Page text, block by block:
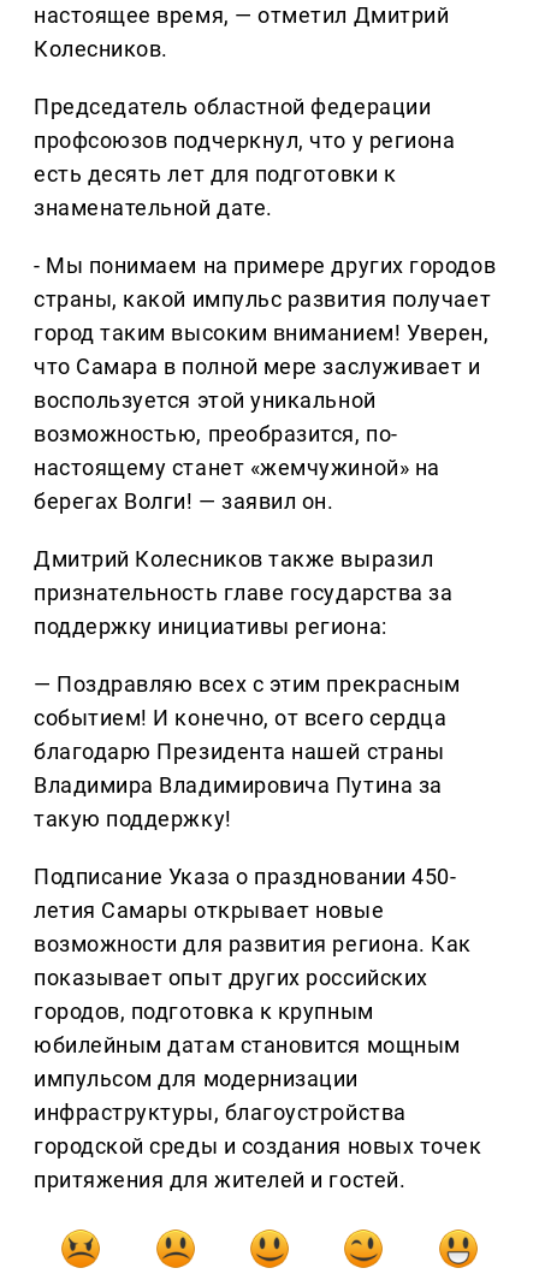
настоящее время, — отметил Дмитрий
Колесников.
Председатель областной федерации
профсоюзов подчеркнул, что у региона
есть десять лет для подготовки к
знаменательной дате.
- Мы понимаем на примере других городов
страны, какой импульс развития получает
город таким высоким вниманием! Уверен,
что Самара в полной мере заслуживает и
воспользуется этой уникальной
возможностью, преобразится, по-
настоящему станет «жемчужиной» на
берегах Волги! — заявил он.
Дмитрий Колесников также выразил
признательность главе государства за
поддержку инициативы региона:
— Поздравляю всех с этим прекрасным
событием! И конечно, от всего сердца
благодарю Президента нашей страны
Владимира Владимировича Путина за
такую поддержку!
Подписание Указа о праздновании 450-
летия Самары открывает новые
возможности для развития региона. Как
показывает опыт других российских
городов, подготовка к крупным
юбилейным датам становится мощным
импульсом для модернизации
инфраструктуры, благоустройства
городской среды и создания новых точек
притяжения для жителей и гостей.